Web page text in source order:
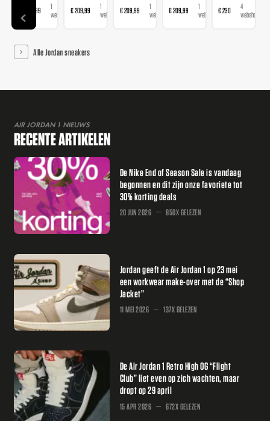
€ 209,99
1
webshop
€ 209,99
1
webshop
€ 209,99
1
webshop
€ 209,99
1
webshop
€ 230
4
webshops
Alle Jordan sneakers
AIR JORDAN 1 NIEUWS
RECENTE ARTIKELEN
De Nike End of Season Sale is vandaag
begonnen en dit zijn onze favoriete tot
30% korting deals
20 JUN 2026 850X GELEZEN
Jordan geeft de Air Jordan 1 op 23 mei
een workwear make-over met de “Shop
Jacket”
11 MEI 2026 137X GELEZEN
De Air Jordan 1 Retro High OG “Flight
Club” liet even op zich wachten, maar
dropt op 29 april
15 APR 2026 672X GELEZEN